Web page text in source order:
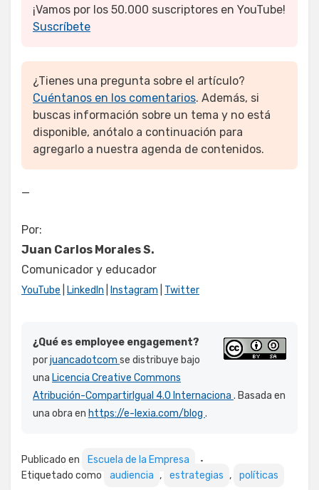
¡Vamos por los 50.000 suscriptores en YouTube!
Suscríbete
¿Tienes una pregunta sobre el artículo?
Cuéntanos en los comentarios. Además, si
buscas información sobre un tema y no está
disponible, anótalo a continuación para
agregarlo a nuestra agenda de contenidos.
—
Por:
Juan Carlos Morales S.
Comunicador y educador
YouTube LinkedIn Instagram Twitter
¿Qué es employee engagement?
porjuancadotcom se distribuye bajo
una Licencia Creative Commons
Atribución-CompartirIgual 4.0 Internaciona . Basada en
una obra en https://e-lexia.com/blog .
Publicado en
Escuela de la Empresa
Etiquetado como
audiencia , estrategias , políticas